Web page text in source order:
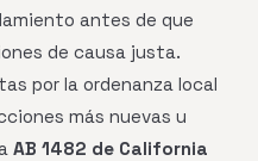
antes de que
de causa justa.
por la ordenanza local
más nuevas u
AB 1482 de California